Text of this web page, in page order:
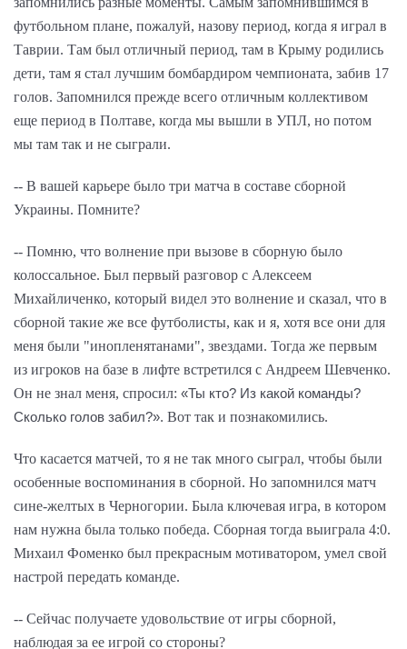
футбольном плане, пожалуй, назову период, когда я играл в
Таврии. Там был отличный период, там в Крыму родились
дети, там я стал лучшим бомбардиром чемпионата, забив 17
голов. Запомнился прежде всего отличным коллективом
еще период в Полтаве, когда мы вышли в УПЛ, но потом
мы там так и не сыграли.
-- В вашей карьере было три матча в составе сборной
Украины. Помните?
-- Помню, что волнение при вызове в сборную было
колоссальное. Был первый разговор с Алексеем
Михайличенко, который видел это волнение и сказал, что в
сборной такие же все футболисты, как и я, хотя все они для
меня были "инопленятанами", звездами. Тогда же первым
из игроков на базе в лифте встретился с Андреем Шевченко.
Он не знал меня, спросил: «Ты кто? Из какой команды?
Сколько голов забил?». Вот так и познакомились.
Что касается матчей, то я не так много сыграл, чтобы были
особенные воспоминания в сборной. Но запомнился матч
сине-желтых в Черногории. Была ключевая игра, в котором
нам нужна была только победа. Сборная тогда выиграла 4:0.
Михаил Фоменко был прекрасным мотиватором, умел свой
настрой передать команде.
-- Сейчас получаете удовольствие от игры сборной,
наблюдая за ее игрой со стороны?